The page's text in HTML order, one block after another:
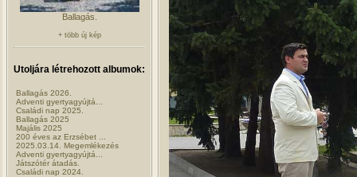
Ballagás.
+ több új kép
Utoljára létrehozott albumok:
Ballagás 2026.
Adventi gyertyagyújtá...
Családi nap 2025.
Ballagás 2025
Majális 2025
200 éves az Erzsébet ...
2025.03.14. Megemlékezés
Adventi gyertyagyújtá...
Játszótér átadás.
Családi nap 2024.